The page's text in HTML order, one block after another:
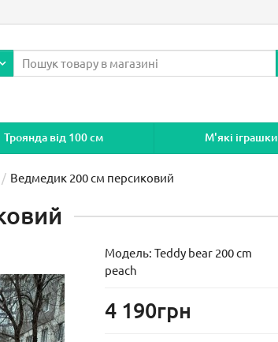
Троянда від 100 см М'які іграшки
Ведмедик 200 см персиковий
Модель:Teddy bear 200 cm
peach
4 190грн